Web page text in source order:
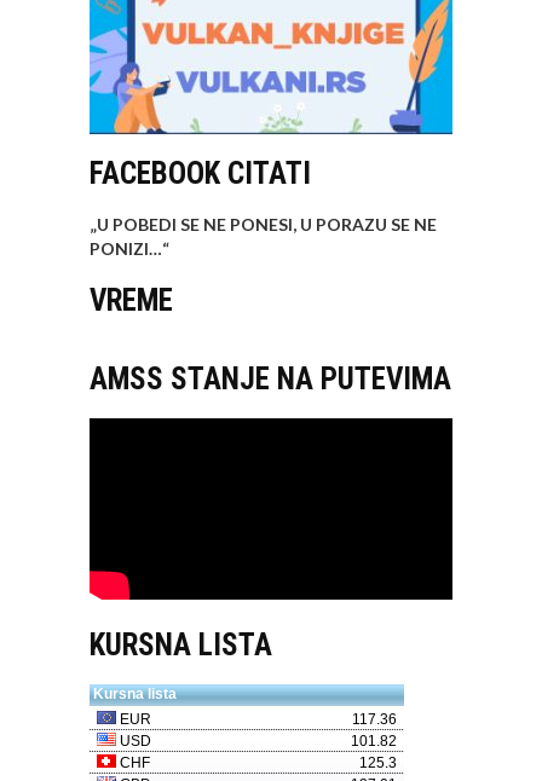
FACEBOOK CITATI
„U POBEDI SE NE PONESI, U PORAZU SE NE
PONIZI…“
VREME
AMSS STANJE NA PUTEVIMA
KURSNA LISTA